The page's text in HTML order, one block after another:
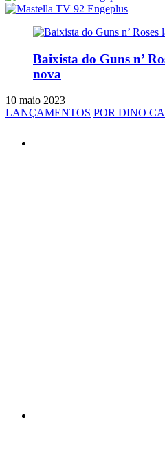
Baixista do Guns n’
nova
10 maio 2023
LANÇAMENTOS POR DINO